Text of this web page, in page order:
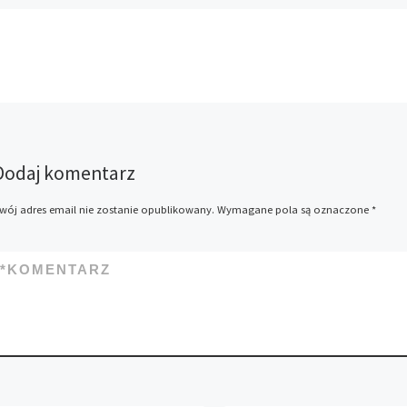
komentarz
adres email nie zostanie opublikowany. Wymagane pola są oznaczone *
KOMENTARZ
*